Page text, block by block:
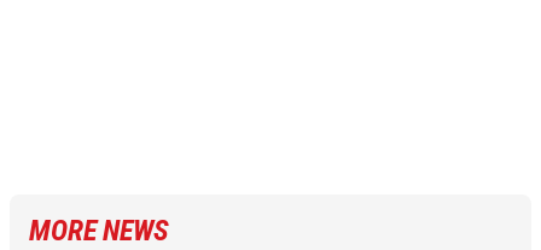
MORE NEWS